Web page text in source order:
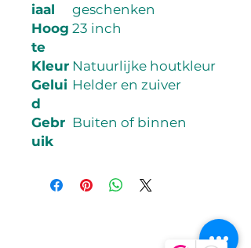
iaal
geschenken
Hoog
te
23 inch
Kleur Natuurlijke houtkleur
Gelui
d
Helder en zuiver
Gebr
uik
Buiten of binnen